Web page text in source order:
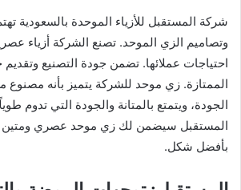
شركة المستقبل للأزياء الموحدة بالسعودية
وتصاميم الزي الموحد. تصنع الشركة أزياء
احتياجات عملائها. تضمن جودة التصنيع وتقديم
الممتازة. زي موحد للشركة يتميز بأنه مصنوع
الجودة، ويتمتع بالمتانة والجودة التي تدوم
المستقبل سيضمن لك زي موحد عصري ومتين
بأفضل شكل.